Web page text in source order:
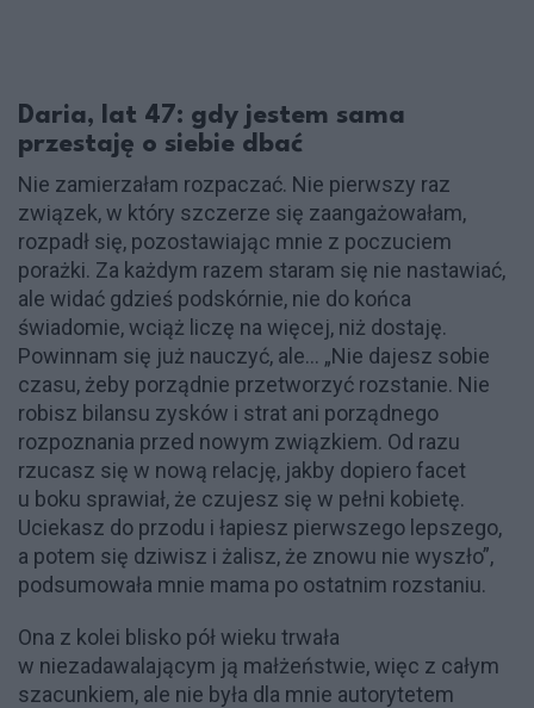
Daria, lat 47: gdy jestem sama
przestaję o siebie dbać
Nie zamierzałam rozpaczać. Nie pierwszy raz
związek, w który szczerze się zaangażowałam,
rozpadł się, pozostawiając mnie z poczuciem
porażki. Za każdym razem staram się nie nastawiać,
ale widać gdzieś podskórnie, nie do końca
świadomie, wciąż liczę na więcej, niż dostaję.
Powinnam się już nauczyć, ale… „Nie dajesz sobie
czasu, żeby porządnie przetworzyć rozstanie. Nie
robisz bilansu zysków i strat ani porządnego
rozpoznania przed nowym związkiem. Od razu
rzucasz się w nową relację, jakby dopiero facet
u boku sprawiał, że czujesz się w pełni kobietę.
Uciekasz do przodu i łapiesz pierwszego lepszego,
a potem się dziwisz i żalisz, że znowu nie wyszło”,
podsumowała mnie mama po ostatnim rozstaniu.
Ona z kolei blisko pół wieku trwała
w niezadawalającym ją małżeństwie, więc z całym
szacunkiem, ale nie była dla mnie autorytetem